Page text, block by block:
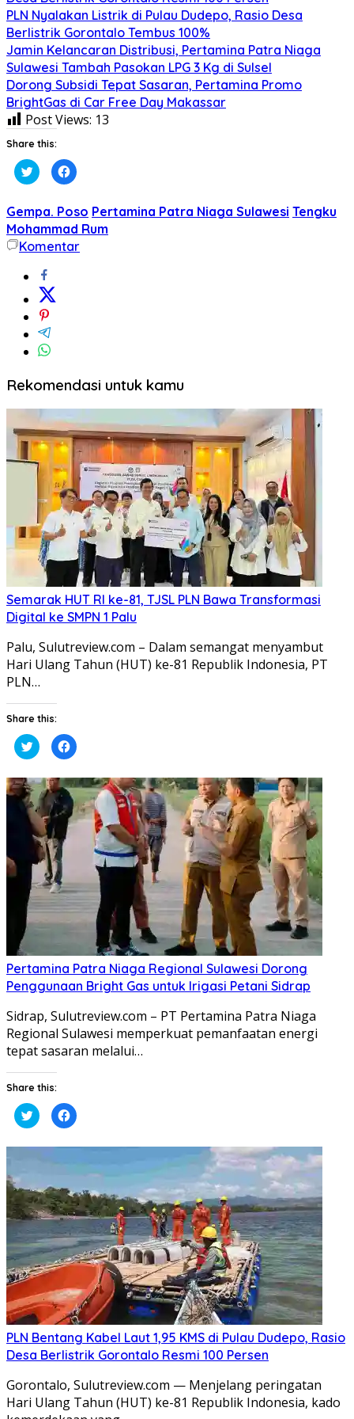
PLN Nyalakan Listrik di Pulau Dudepo, Rasio Desa
Berlistrik Gorontalo Tembus 100%
Jamin Kelancaran Distribusi, Pertamina Patra Niaga
Sulawesi Tambah Pasokan LPG 3 Kg di Sulsel
Dorong Subsidi Tepat Sasaran, Pertamina Promo
BrightGas di Car Free Day Makassar
Post Views: 13
Share this:
Klik
untuk
berbagi
Twitter(Membuka
di
jendela
yang
baru)
Klik
untuk
Facebook(Membuka
di
jendela
yang
baru)
Gempa. Poso Pertamina Patra Niaga Sulawesi Tengku
Mohammad Rum
Komentar
Rekomendasi untuk kamu
Semarak HUT RI ke-81, TJSL PLN Bawa Transformasi
Digital ke SMPN 1 Palu
Palu, Sulutreview.com – Dalam semangat menyambut
Hari Ulang Tahun (HUT) ke-81 Republik Indonesia, PT
PLN…
Share this:
Klik
untuk
berbagi
Twitter(Membuka
di
jendela
yang
baru)
Klik
untuk
Facebook(Membuka
di
jendela
yang
baru)
Pertamina Patra Niaga Regional Sulawesi Dorong
Penggunaan Bright Gas untuk Irigasi Petani Sidrap
Sidrap, Sulutreview.com – PT Pertamina Patra Niaga
Regional Sulawesi memperkuat pemanfaatan energi
tepat sasaran melalui…
Share this:
Klik
untuk
berbagi
Twitter(Membuka
baru)
Klik
untuk
Facebook(Membuka
jendela
baru)
PLN Bentang Kabel Laut 1,95 KMS di Pulau Dudepo, Rasio
Desa Berlistrik Gorontalo Resmi 100 Persen
Gorontalo, Sulutreview.com — Menjelang peringatan
Hari Ulang Tahun (HUT) ke-81 Republik Indonesia, kado